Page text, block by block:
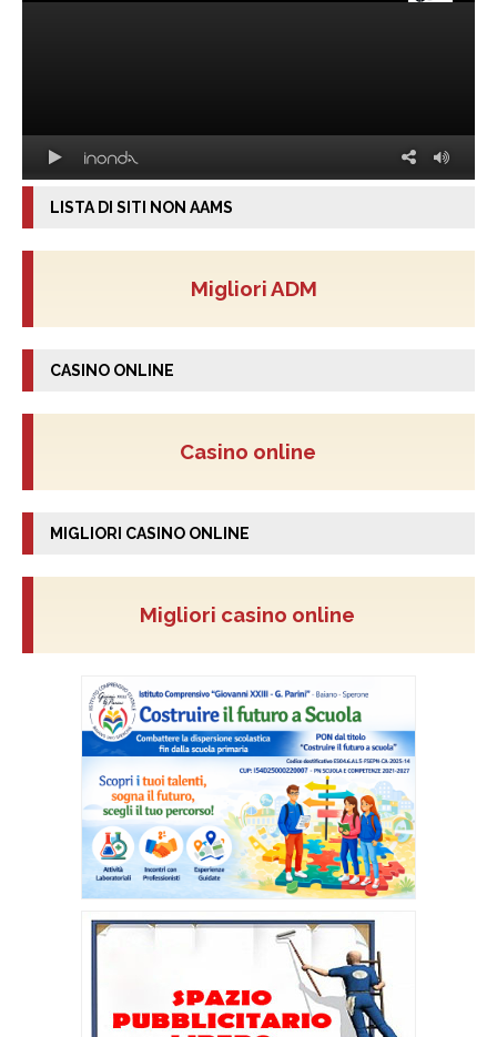
LISTA DI SITI NON AAMS
Migliori ADM
CASINO ONLINE
Casino online
MIGLIORI CASINO ONLINE
Migliori casino online